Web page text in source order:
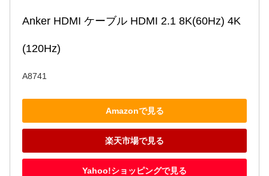
Anker HDMI ケーブル HDMI 2.1 8K(60Hz) 4K
(120Hz)
A8741
Amazonで見る
楽天市場で見る
Yahoo!ショッピングで見る